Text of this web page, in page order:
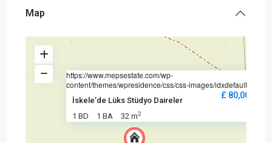
Map
https://www.mepsestate.com/wp-
content/themes/wpresidence/css/css-images/idxdefault.jpg
İskele’de Lüks Stüdyo Daireler
£ 80,000
1 BD 1 BA 32 m2